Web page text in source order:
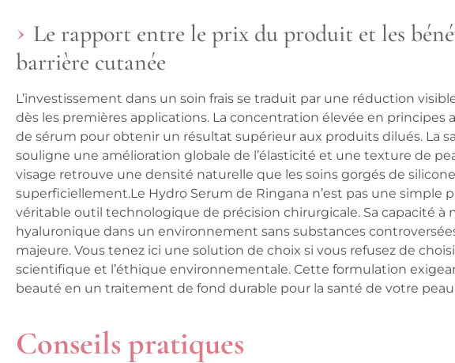
Le rapport entre le prix du produit et les
barrière cutanée
L’investissement dans un soin frais se traduit par une réduction
dès les premières applications. La concentration élevée en principes
de sérum pour obtenir un résultat supérieur aux produits dilués. La
souligne une amélioration globale de l’élasticité et une texture de
visage retrouve une densité naturelle que les soins gorgés de
superficiellement.Le Hydro Serum de Ringana n’est pas une simple
véritable outil technologique de précision chirurgicale. Sa capacité à
hyaluronique dans un environnement sans substances
majeure. Vous tenez ici une solution de choix si vous refusez de
scientifique et l’éthique environnementale. Cette formulation
beauté en un traitement de fond durable pour la santé de votre
Conseils pratiques